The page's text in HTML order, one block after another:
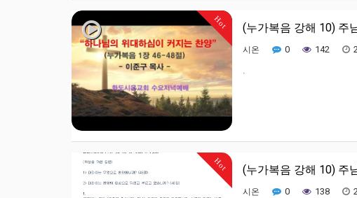
Hot (누가복음 강해 10) 주
시온 0 142
.
Hot (누가복음 강해 10) 주
시온 0 138